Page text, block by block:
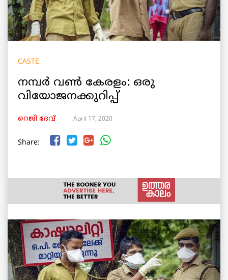
CASTE
നമ്പർ വൺ കേരളം: ഒരു
വിയോജനക്കുറിപ്പ്
റെജി ദേവ് April 17, 2020
Share: